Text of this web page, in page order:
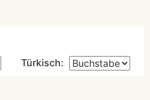
Türkisch: